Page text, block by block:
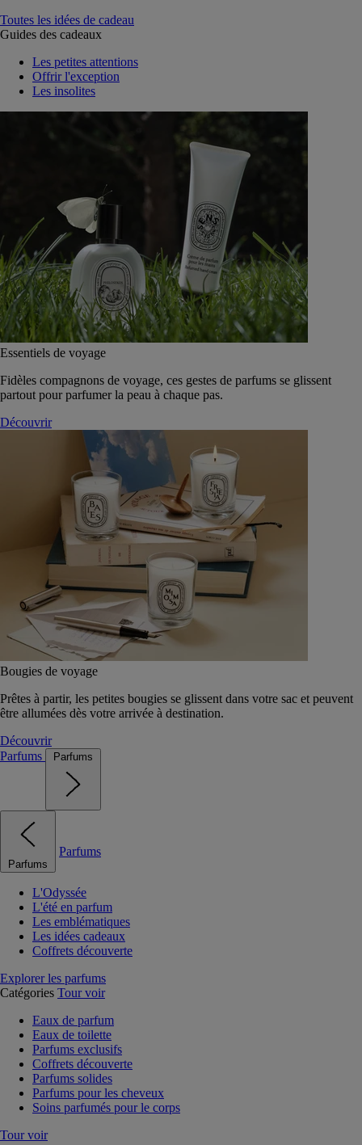
Toutes les idées de cadeau
Guides des cadeaux
Les petites attentions
Offrir l'exception
Les insolites
Essentiels de voyage
Fidèles compagnons de voyage, ces gestes de parfums se glissent
partout pour parfumer la peau à chaque pas.
Découvrir
Bougies de voyage
Prêtes à partir, les petites bougies se glissent dans votre sac et peuvent
être allumées dès votre arrivée à destination.
Découvrir
Parfums
Parfums
Parfums
Parfums
L'Odyssée
L'été en parfum
Les emblématiques
Les idées cadeaux
Coffrets découverte
Explorer les parfums
Catégories Tour voir
Eaux de parfum
Eaux de toilette
Parfums exclusifs
Coffrets découverte
Parfums solides
Parfums pour les cheveux
Soins parfumés pour le corps
Tour voir